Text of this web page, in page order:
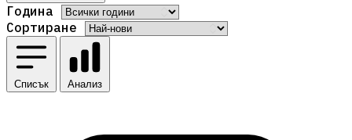
Година
Сортиране
Списък Анализ